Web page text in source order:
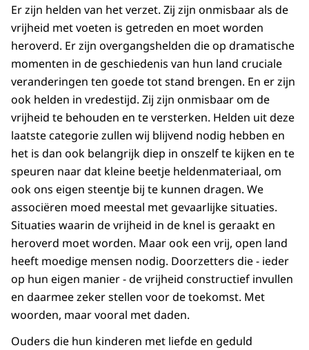
Er zijn helden van het verzet. Zij zijn onmisbaar als de
vrijheid met voeten is getreden en moet worden
heroverd. Er zijn overgangshelden die op dramatische
momenten in de geschiedenis van hun land cruciale
veranderingen ten goede tot stand brengen. En er zijn
ook helden in vredestijd. Zij zijn onmisbaar om de
vrijheid te behouden en te versterken. Helden uit deze
laatste categorie zullen wij blijvend nodig hebben en
het is dan ook belangrijk diep in onszelf te kijken en te
speuren naar dat kleine beetje heldenmateriaal, om
ook ons eigen steentje bij te kunnen dragen. We
associëren moed meestal met gevaarlijke situaties.
Situaties waarin de vrijheid in de knel is geraakt en
heroverd moet worden. Maar ook een vrij, open land
heeft moedige mensen nodig. Doorzetters die - ieder
op hun eigen manier - de vrijheid constructief invullen
en daarmee zeker stellen voor de toekomst. Met
woorden, maar vooral met daden.
Ouders die hun kinderen met liefde en geduld